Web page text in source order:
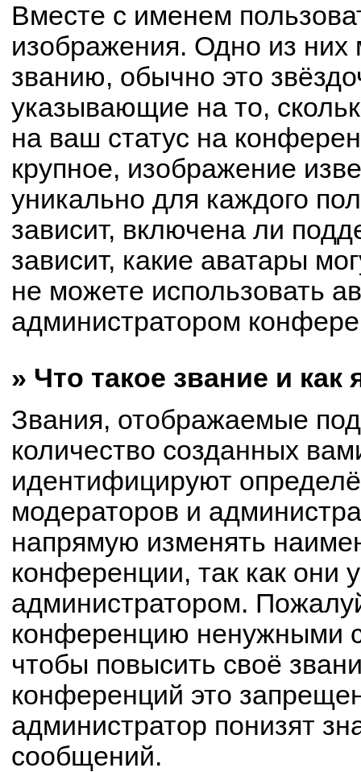
Вместе с именем
изображения. Одно из них
званию, обычно это
указывающие на то,
на ваш статус на
крупное, изображение
уникально для каждого
зависит, включена ли
зависит, какие аватары
не можете использовать
администратором
» Что такое звание и как
Звания, отображаемые
количество созданных
идентифицируют
модераторов и
напрямую изменять
конференции, так как они
администратором.
конференцию ненужными
чтобы повысить своё
конференций это
администратор понизят
сообщений.